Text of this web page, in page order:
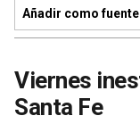
Añadir como fuente
Viernes
Santa Fe